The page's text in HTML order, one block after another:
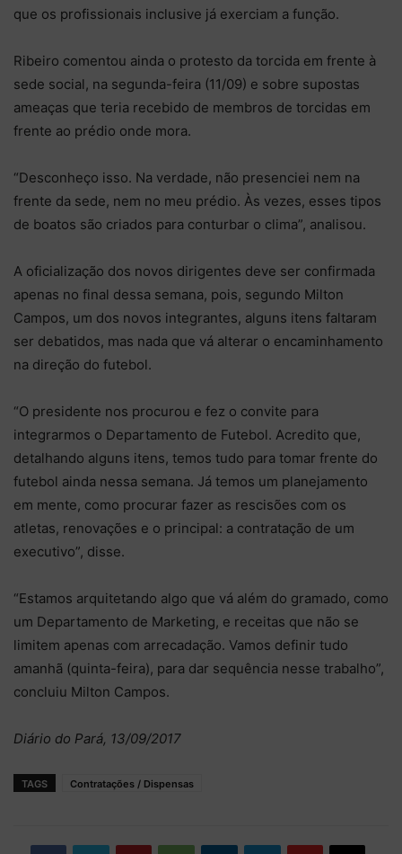
que os profissionais inclusive já exerciam a função.
Ribeiro comentou ainda o protesto da torcida em frente à
sede social, na segunda-feira (11/09) e sobre supostas
ameaças que teria recebido de membros de torcidas em
frente ao prédio onde mora.
“Desconheço isso. Na verdade, não presenciei nem na
frente da sede, nem no meu prédio. Às vezes, esses tipos
de boatos são criados para conturbar o clima”, analisou.
A oficialização dos novos dirigentes deve ser confirmada
apenas no final dessa semana, pois, segundo Milton
Campos, um dos novos integrantes, alguns itens faltaram
ser debatidos, mas nada que vá alterar o encaminhamento
na direção do futebol.
“O presidente nos procurou e fez o convite para
integrarmos o Departamento de Futebol. Acredito que,
detalhando alguns itens, temos tudo para tomar frente do
futebol ainda nessa semana. Já temos um planejamento
em mente, como procurar fazer as rescisões com os
atletas, renovações e o principal: a contratação de um
executivo”, disse.
“Estamos arquitetando algo que vá além do gramado, como
um Departamento de Marketing, e receitas que não se
limitem apenas com arrecadação. Vamos definir tudo
amanhã (quinta-feira), para dar sequência nesse trabalho”,
concluiu Milton Campos.
Diário do Pará, 13/09/2017
TAGS Contratações / Dispensas